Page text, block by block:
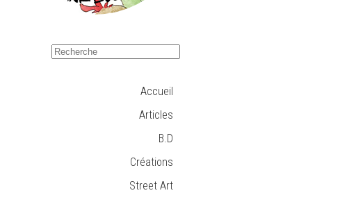
Accueil
Articles
B.D
Créations
Street Art